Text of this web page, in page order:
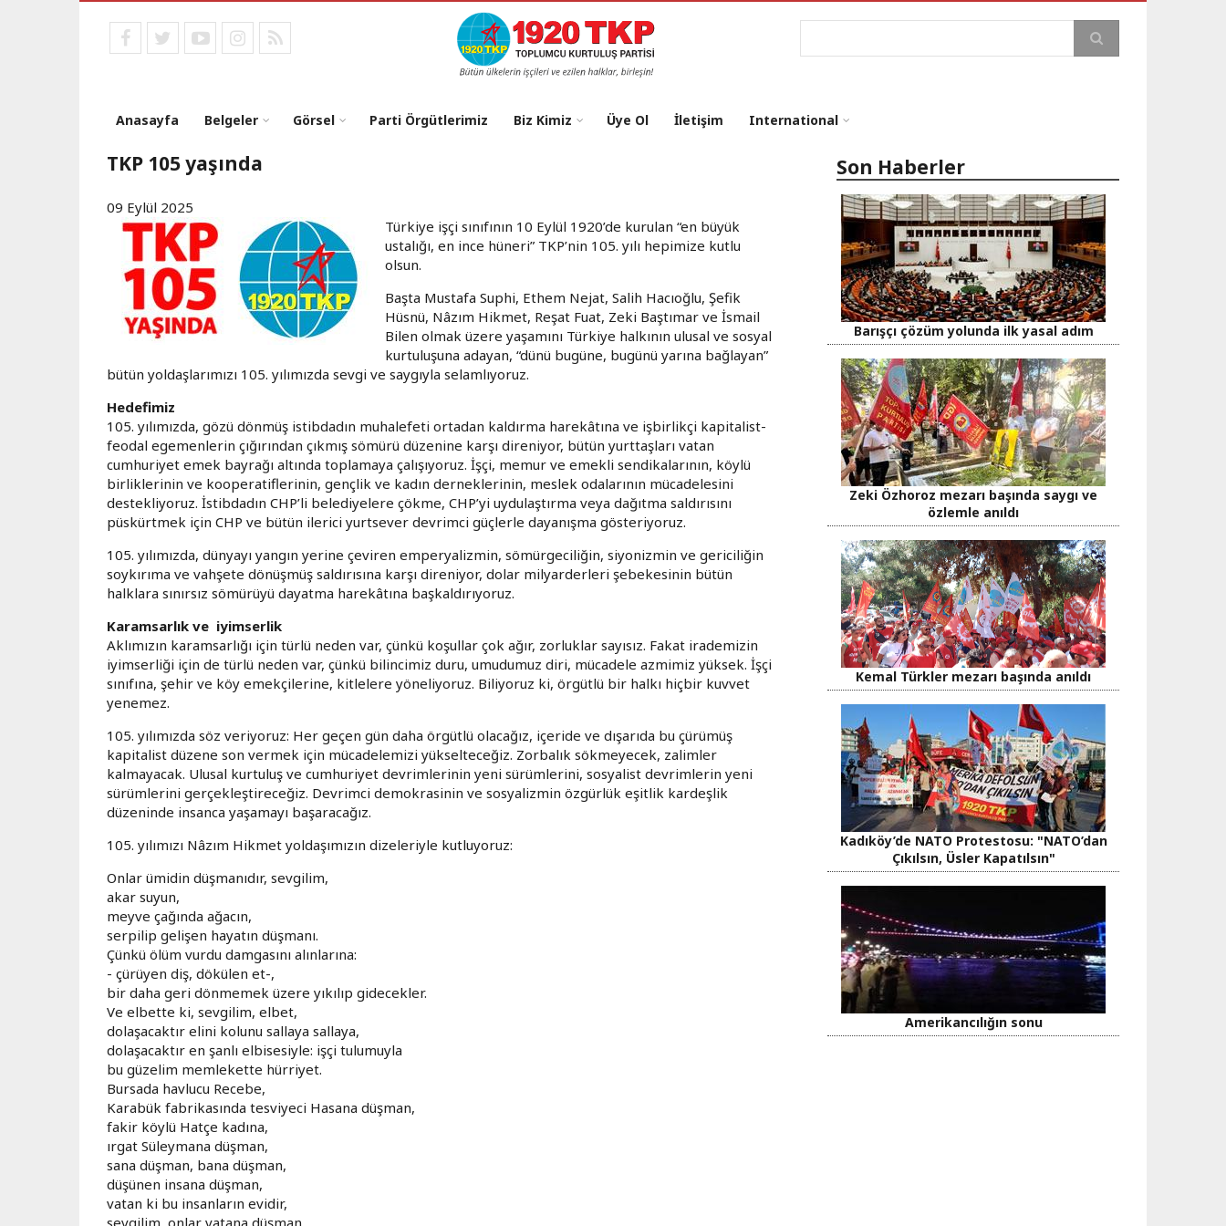
facebooktwitteryoutubeinstagram
RSS
Ara
Anasayfa Belgeler Görsel Parti Örgütlerimiz Biz Kimiz Üye Ol İletişim International
TKP 105 yaşında
09 Eylül 2025
Türkiye işçi sınıfının 10 Eylül 1920’de kurulan “en büyük
ustalığı, en ince hüneri” TKP’nin 105. yılı hepimize kutlu
olsun.
Başta Mustafa Suphi, Ethem Nejat, Salih Hacıoğlu, Şefik
Hüsnü, Nâzım Hikmet, Reşat Fuat, Zeki Baştımar ve İsmail
Bilen olmak üzere yaşamını Türkiye halkının ulusal ve sosyal
kurtuluşuna adayan, “dünü bugüne, bugünü yarına bağlayan”
bütün yoldaşlarımızı 105. yılımızda sevgi ve saygıyla selamlıyoruz.
Hedefimiz
105. yılımızda, gözü dönmüş istibdadın muhalefeti ortadan kaldırma harekâtına ve işbirlikçi kapitalist-
feodal egemenlerin çığırından çıkmış sömürü düzenine karşı direniyor, bütün yurttaşları vatan
cumhuriyet emek bayrağı altında toplamaya çalışıyoruz. İşçi, memur ve emekli sendikalarının, köylü
birliklerinin ve kooperatiflerinin, gençlik ve kadın derneklerinin, meslek odalarının mücadelesini
destekliyoruz. İstibdadın CHP’li belediyelere çökme, CHP’yi uydulaştırma veya dağıtma saldırısını
püskürtmek için CHP ve bütün ilerici yurtsever devrimci güçlerle dayanışma gösteriyoruz.
105. yılımızda, dünyayı yangın yerine çeviren emperyalizmin, sömürgeciliğin, siyonizmin ve gericiliğin
soykırıma ve vahşete dönüşmüş saldırısına karşı direniyor, dolar milyarderleri şebekesinin bütün
halklara sınırsız sömürüyü dayatma harekâtına başkaldırıyoruz.
Karamsarlık ve iyimserlik
Aklımızın karamsarlığı için türlü neden var, çünkü koşullar çok ağır, zorluklar sayısız. Fakat irademizin
iyimserliği için de türlü neden var, çünkü bilincimiz duru, umudumuz diri, mücadele azmimiz yüksek. İşçi
sınıfına, şehir ve köy emekçilerine, kitlelere yöneliyoruz. Biliyoruz ki, örgütlü bir halkı hiçbir kuvvet
yenemez.
105. yılımızda söz veriyoruz: Her geçen gün daha örgütlü olacağız, içeride ve dışarıda bu çürümüş
kapitalist düzene son vermek için mücadelemizi yükselteceğiz. Zorbalık sökmeyecek, zalimler
kalmayacak. Ulusal kurtuluş ve cumhuriyet devrimlerinin yeni sürümlerini, sosyalist devrimlerin yeni
sürümlerini gerçekleştireceğiz. Devrimci demokrasinin ve sosyalizmin özgürlük eşitlik kardeşlik
düzeninde insanca yaşamayı başaracağız.
105. yılımızı Nâzım Hikmet yoldaşımızın dizeleriyle kutluyoruz:
Onlar ümidin düşmanıdır, sevgilim,
akar suyun,
meyve çağında ağacın,
serpilip gelişen hayatın düşmanı.
Çünkü ölüm vurdu damgasını alınlarına:
- çürüyen diş, dökülen et-,
bir daha geri dönmemek üzere yıkılıp gidecekler.
Ve elbette ki, sevgilim, elbet,
dolaşacaktır elini kolunu sallaya sallaya,
dolaşacaktır en şanlı elbisesiyle: işçi tulumuyla
bu güzelim memlekette hürriyet.
Bursada havlucu Recebe,
Karabük fabrikasında tesviyeci Hasana düşman,
fakir köylü Hatçe kadına,
ırgat Süleymana düşman,
sana düşman, bana düşman,
düşünen insana düşman,
vatan ki bu insanların evidir,
sevgilim, onlar vatana düşman.
Son Haberler
Barışçı çözüm yolunda ilk yasal adım
Zeki Özhoroz mezarı başında saygı ve
özlemle anıldı
Kemal Türkler mezarı başında anıldı
Kadıköy’de NATO Protestosu: "NATO’dan
Çıkılsın, Üsler Kapatılsın"
Amerikancılığın sonu